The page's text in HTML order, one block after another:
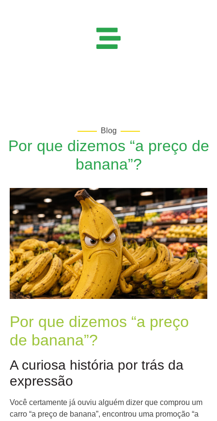
Blog
Por que dizemos “a preço de
banana”?
Por que dizemos “a preço
de banana”?
A curiosa história por trás da
expressão
Você certamente já ouviu alguém dizer que comprou um
carro “a preço de banana”, encontrou uma promoção “a